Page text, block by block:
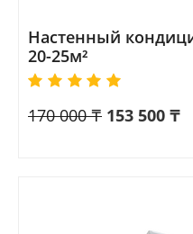
Настенный
20-25м²
170 000 ₸ 153 500 ₸